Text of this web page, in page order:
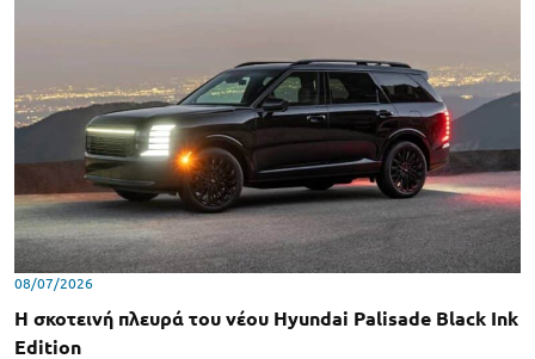
08/07/2026
Η σκοτεινή πλευρά του νέου Hyundai Palisade Black Ink
Edition